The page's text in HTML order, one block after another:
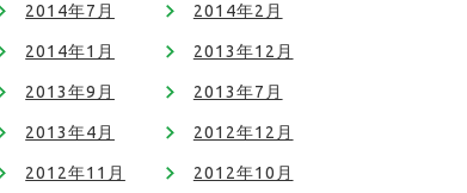
2014年7月 2014年2月
2014年1月 2013年12月
2013年9月 2013年7月
2013年4月 2012年12月
2012年11月 2012年10月